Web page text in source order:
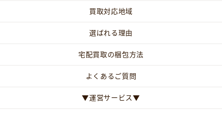
買取対応地域
選ばれる理由
宅配買取の梱包方法
よくあるご質問
▼運営サービス▼